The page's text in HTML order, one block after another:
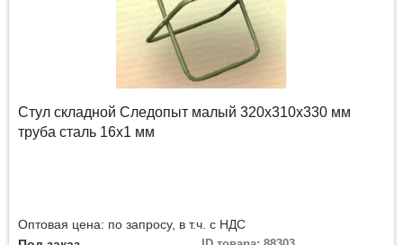
Стул складной Следопыт малый 320х310х330 мм
труба сталь 16х1 мм
Оптовая цена: по запросу, в т.ч. с НДС